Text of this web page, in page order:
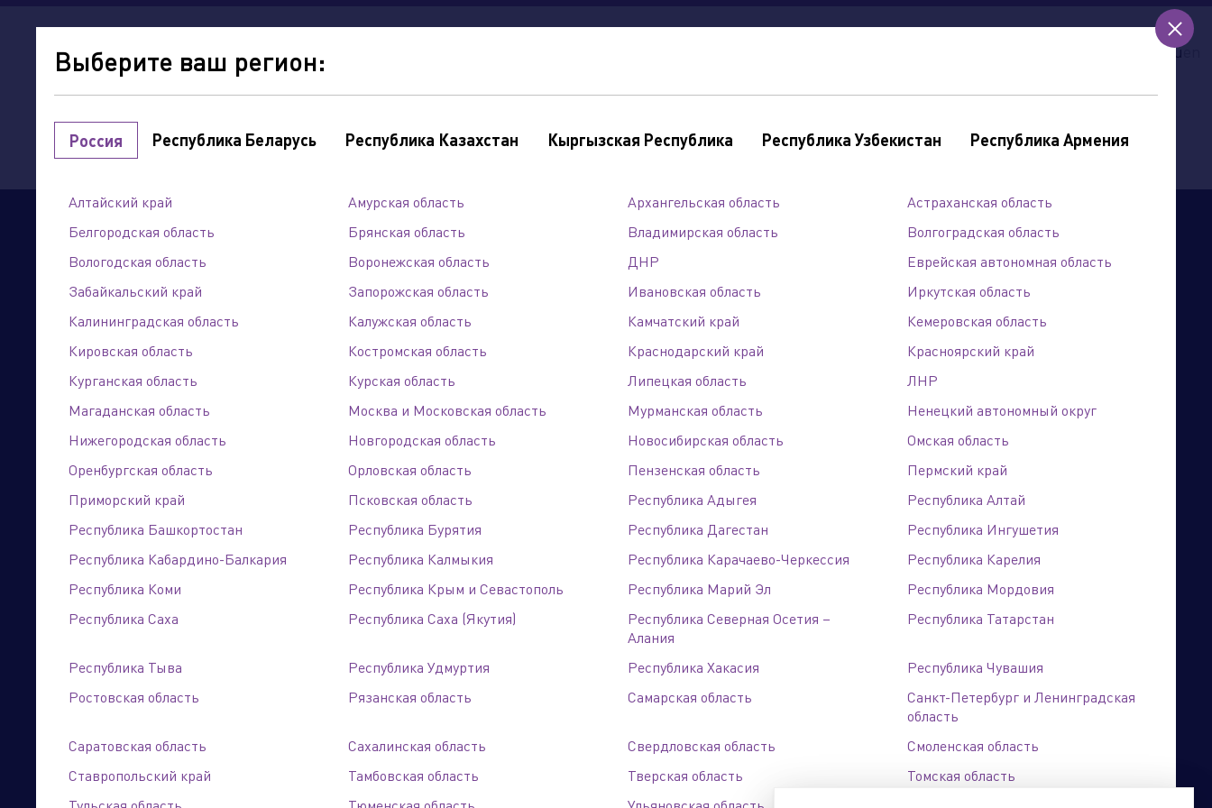
компании
ruen
Сайты подразделений Холдинга
Торговые компании Производственный кластер Сервисные активы Бренд портфолио
Выберите ваш регион:
Россия Республика Беларусь Республика Казахстан Кыргызская Республика Республика Узбекистан Республика Армения
Алтайский край Амурская область Архангельская область
Астраханская область
Белгородская область
Брянская область Владимирская область
Волгоградская область
Вологодская область
Воронежская область ДНР
Еврейская автономная область
Забайкальский край
Запорожская область Ивановская область
Иркутская область
Калининградская область
Калужская область Камчатский край
Кемеровская область
Кировская область
Костромская область Краснодарский край
Красноярский край
Курганская область
Курская область Липецкая область
ЛНР
Магаданская область
Москва и Московская область Мурманская область
Ненецкий автономный округ
Нижегородская область
Новгородская область Новосибирская область
Омская область
Оренбургская область
Орловская область Пензенская область
Пермский край
Приморский край
Псковская область Республика Адыгея
Республика Алтай
Республика Башкортостан
Республика Бурятия Республика Дагестан
Республика Ингушетия
Республика Кабардино-Балкария
Республика Калмыкия Республика Карачаево-Черкессия
Республика Карелия
Республика Коми
Республика Крым и Севастополь Республика Марий Эл
Республика Мордовия
Республика Саха
Республика Саха (Якутия)
Республика Северная Осетия –
Алания
Республика Татарстан
Республика Тыва Республика Удмуртия Республика Хакасия
Республика Чувашия
Ростовская область
Рязанская область Самарская область
Санкт-Петербург и Ленинградская
область
Саратовская область
Сахалинская область Свердловская область
Смоленская область
Ставропольский край
Тамбовская область Тверская область
Томская область
Точки продаж
Выберите категорию
Лемана ПРО
г. Барнаул, тракт Павловский, 192 А
+7 (3852) 29-62-90
Лемана ПРО
+7 (3852) 29-62-51
г .Барнаул, тракт Павловский, 192 А
+7 (3852) 29-62-90
ООО «Минимакс»
E-mail: director@mmbarnaul.ru
https://www.minimaks.ru/